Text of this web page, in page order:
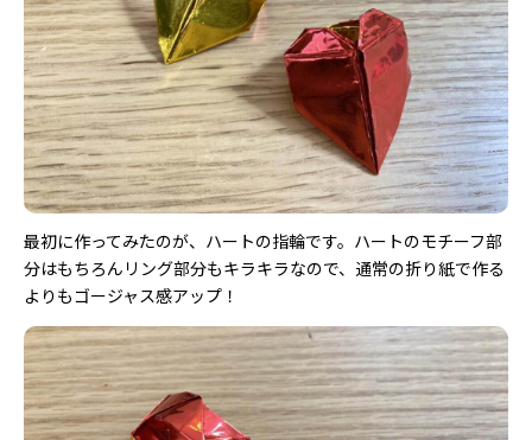
最初に作ってみたのが、ハートの指輪です。ハートのモチーフ部
分はもちろんリング部分もキラキラなので、通常の折り紙で作る
よりもゴージャス感アップ！